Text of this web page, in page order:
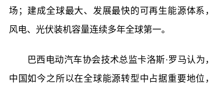
场；建成全球最大、发展最快的可再生能源体系，
风电、光伏装机容量连续多年全球第一。
巴西电动汽车协会技术总监卡洛斯·罗马认为，
中国如今之所以在全球能源转型中占据重要地位，